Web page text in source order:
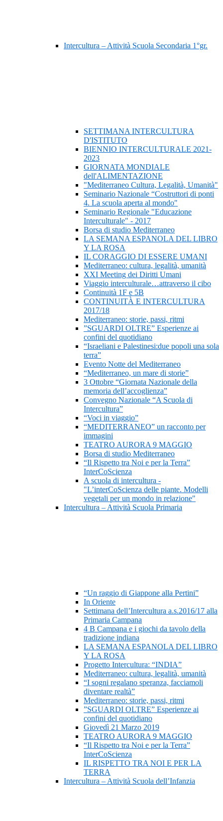
Intercultura – Attività Scuola Secondaria 1°gr.
SETTIMANA INTERCULTURA
D'ISTITUTO
BIENNIO INTERCULTURALE 2021-
2023
GIORNATA MONDIALE
dell'ALIMENTAZIONE
"Mediterraneo Cultura, Legalità, Umanità"
Seminario Nazionale “Costruttori di ponti
4. La scuola aperta al mondo"
Seminario Regionale "Educazione
Interculturale" - 2017
Borsa di studio Mediterraneo
LA SEMANA ESPANOLA DEL LIBRO
Y LA ROSA
IL CORAGGIO DI ESSERE UMANI
Mediterraneo: cultura, legalità, umanità
XXI Meeting dei Diritti Umani
Viaggio interculturale…attraverso il cibo
Continuità 1F e 5B
CONTINUITÀ E INTERCULTURA
2017/18
Mediterraneo: storie, passi, ritmi
”SGUARDI OLTRE” Esperienze ai
confini del quotidiano
“Israeliani e Palestinesi:due popoli una sola
terra”
Evento Notte del Mediterraneo
“Mediterraneo, un mare di storie”
3 Ottobre “Giornata Nazionale della
memoria dell’accoglienza”
Convegno Nazionale “A Scuola di
Intercultura”
“Voci in viaggio”
“MEDITERRANEO” un racconto per
immagini
TEATRO AURORA 9 MAGGIO
Borsa di studio Mediterraneo
“Il Rispetto tra Noi e per la Terra”
InterCoScienza
A scuola di intercultura -
"L’interCoScienza delle piante. Modelli
vegetali per un mondo in relazione"
Intercultura – Attività Scuola Primaria
“Un raggio di Giappone alla Pertini”
In Oriente
Settimana dell’Intercultura a.s.2016/17 alla
Primaria Campana
4 B Campana e i giochi da tavolo della
tradizione indiana
LA SEMANA ESPANOLA DEL LIBRO
Y LA ROSA
Progetto Intercultura: “INDIA”
Mediterraneo: cultura, legalità, umanità
“I sogni regalano speranza, facciamoli
diventare realtà”
Mediterraneo: storie, passi, ritmi
”SGUARDI OLTRE” Esperienze ai
confini del quotidiano
Giovedì 21 Marzo 2019
TEATRO AURORA 9 MAGGIO
“Il Rispetto tra Noi e per la Terra”
InterCoScienza
IL RISPETTO TRA NOI E PER LA
TERRA
Intercultura – Attività Scuola dell’Infanzia